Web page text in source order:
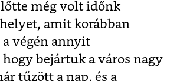
még volt időnk
amit korábban
végén annyit
bejártuk a város nagy
tűzött a nap, és a